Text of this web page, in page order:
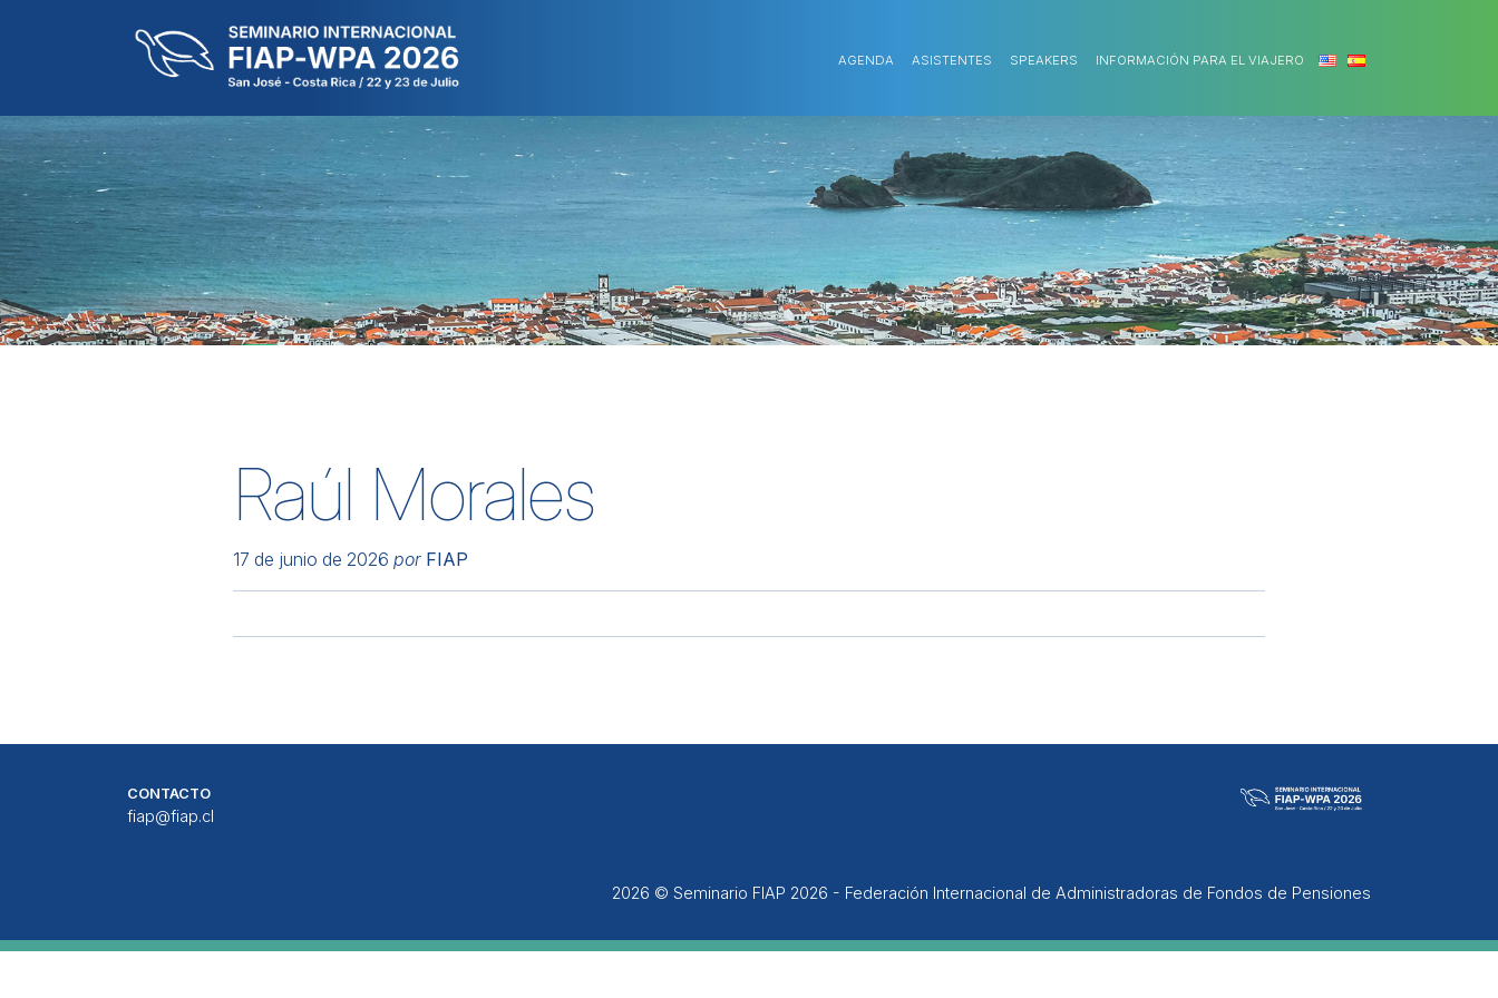
AGENDA ASISTENTES SPEAKERS INFORMACIÓN PARA EL VIAJERO
Raúl Morales
17 de junio de 2026 por FIAP
CONTACTO
fiap@fiap.cl
2026 © Seminario FIAP 2026 - Federación Internacional de Administradoras de Fondos de Pensiones